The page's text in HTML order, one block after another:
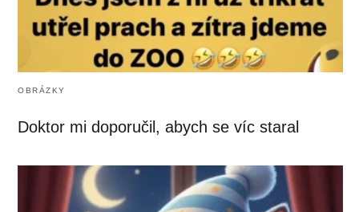
OBRÁZKY
Doktor mi doporučil, abych se víc staral